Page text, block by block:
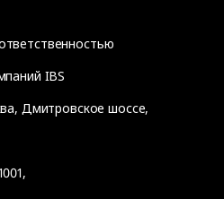
IBS
, Дмитровское шоссе,